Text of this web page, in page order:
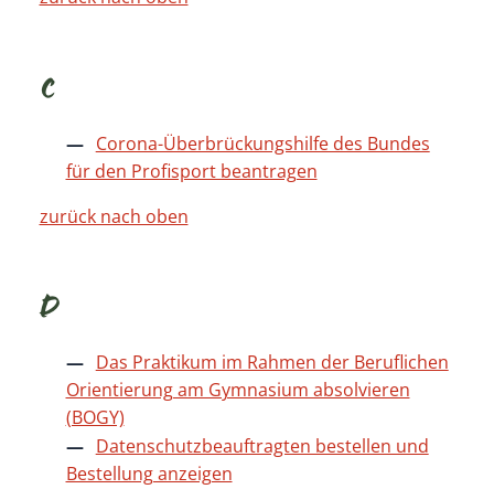
C
Corona-Überbrückungshilfe des Bundes
für den Profisport beantragen
zurück nach oben
D
Das Praktikum im Rahmen der Beruflichen
Orientierung am Gymnasium absolvieren
(BOGY)
Datenschutzbeauftragten bestellen und
Bestellung anzeigen